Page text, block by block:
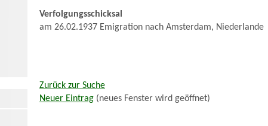
Verfolgungsschicksal
am 26.02.1937 Emigration nach Amsterdam, Niederlande
Zurück zur Suche
Neuer Eintrag (neues Fenster wird geöffnet)